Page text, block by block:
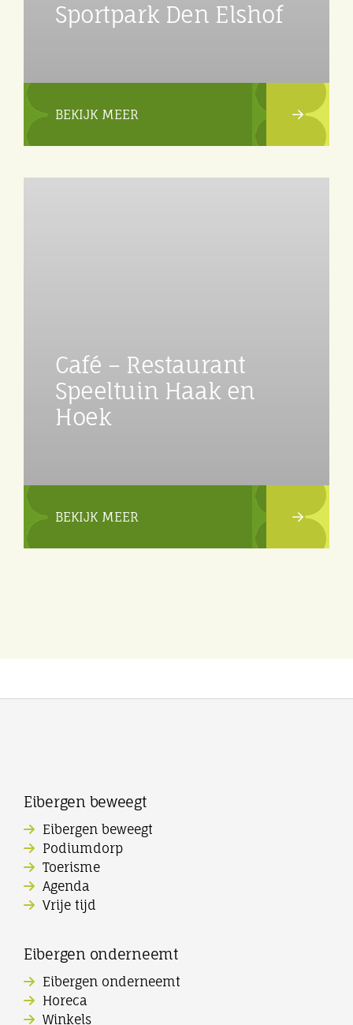
Sportpark Den Elshof
BEKIJK MEER
Café – Restaurant
Speeltuin Haak en
Hoek
BEKIJK MEER
Eibergen beweegt
Eibergen beweegt
Podiumdorp
Toerisme
Agenda
Vrije tijd
Eibergen onderneemt
Eibergen onderneemt
Horeca
Winkels